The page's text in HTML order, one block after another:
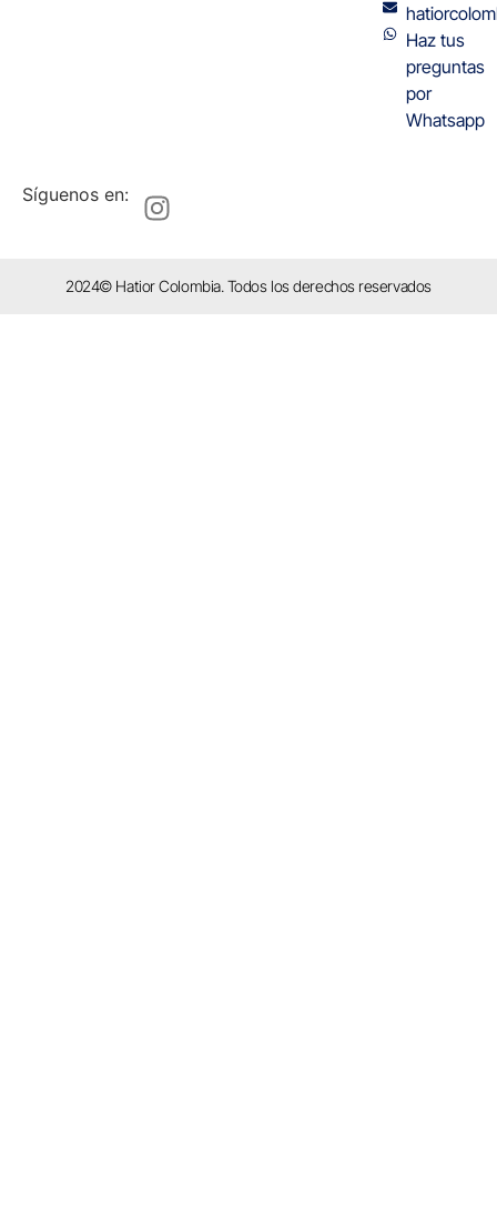
Haz tus
preguntas
por
Whatsapp
Síguenos en:
2024© Hatior Colombia. Todos los derechos reservados